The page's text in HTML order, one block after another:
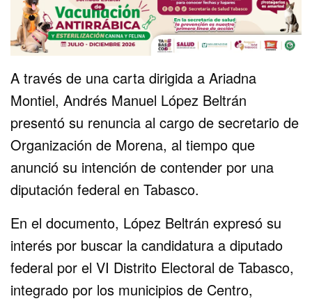
A través de una carta dirigida a Ariadna
Montiel, Andrés Manuel López Beltrán
presentó su renuncia al cargo de secretario de
Organización de Morena, al tiempo que
anunció su intención de contender por una
diputación federal en Tabasco.
En el documento, López Beltrán expresó su
interés por buscar la candidatura a diputado
federal por el VI Distrito Electoral de Tabasco,
integrado por los municipios de Centro,